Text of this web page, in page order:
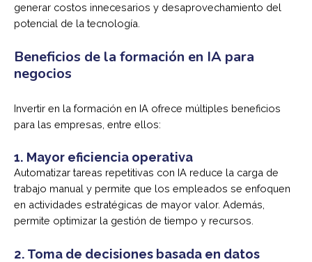
generar costos innecesarios y desaprovechamiento del
potencial de la tecnología.
Beneficios de la formación en IA para
negocios
Invertir en la formación en IA ofrece múltiples beneficios
para las empresas, entre ellos:
1. Mayor eficiencia operativa
Automatizar tareas repetitivas con IA reduce la carga de
trabajo manual y permite que los empleados se enfoquen
en actividades estratégicas de mayor valor. Además,
permite optimizar la gestión de tiempo y recursos.
2. Toma de decisiones basada en datos